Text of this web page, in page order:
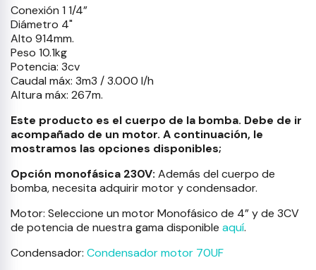
Conexión 1 1/4”
Diámetro 4"
Alto 914mm.
Peso 10.1kg
Potencia: 3cv
Caudal máx: 3m3 / 3.000 l/h
Altura máx: 267m.
Este producto es el cuerpo de la bomba. Debe de ir
acompañado de un motor. A continuación, le
mostramos las opciones disponibles;
Opción monofásica 230V: Además del cuerpo de
bomba, necesita adquirir motor y condensador.
Motor: Seleccione un motor Monofásico de 4” y de 3CV
de potencia de nuestra gama disponible aquí.
Condensador: Condensador motor 70UF